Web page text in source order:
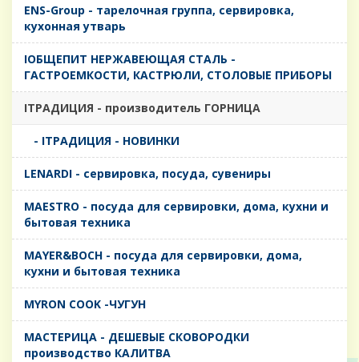
ENS-Group - тарелочная группа, сервировка,
кухонная утварь
IОБЩЕПИТ НЕРЖАВЕЮЩАЯ СТАЛЬ -
ГАСТРОЕМКОСТИ, КАСТРЮЛИ, СТОЛОВЫЕ ПРИБОРЫ
IТРАДИЦИЯ - производитель ГОРНИЦА
- IТРАДИЦИЯ - НОВИНКИ
LENARDI - сервировка, посуда, сувениры
MAESTRO - посуда для сервировки, дома, кухни и
бытовая техника
MAYER&BOCH - посуда для сервировки, дома,
кухни и бытовая техника
MYRON COOK -ЧУГУН
MАСТЕРИЦА - ДЕШЕВЫЕ СКОВОРОДКИ
производство КАЛИТВА